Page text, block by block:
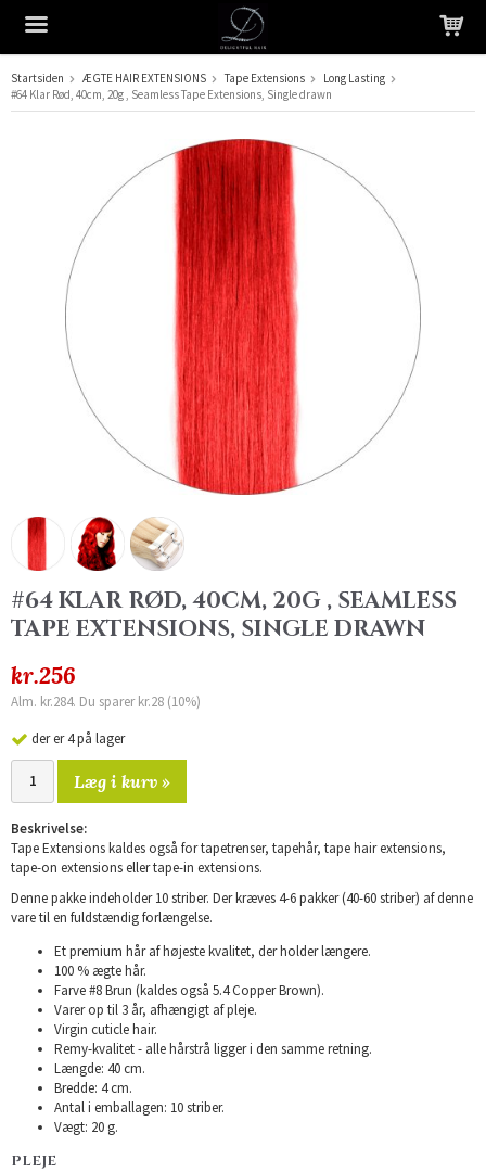
Produktet er blevet tilføjet til din indkøbskurv
Startsiden ÆGTE HAIR EXTENSIONS Tape Extensions
Long Lasting
#64 Klar Rød, 40cm, 20g , Seamless Tape Extensions, Single drawn
#64 KLAR RØD, 40CM, 20G , SEAMLESS
TAPE EXTENSIONS, SINGLE DRAWN
kr.256
Alm. kr.284. Du sparer kr.28 (10%)
der er 4 på lager
Læg i kurv »
Beskrivelse:
Tape Extensions kaldes også for tapetrenser, tapehår, tape hair extensions,
tape-on extensions eller tape-in extensions.
Denne pakke indeholder 10 striber. Der kræves 4-6 pakker (40-60 striber) af denne
vare til en fuldstændig forlængelse.
Et premium hår af højeste kvalitet, der holder længere.
100 % ægte hår.
Farve #8 Brun (kaldes også 5.4 Copper Brown).
Varer op til 3 år, afhængigt af pleje.
Virgin cuticle hair.
Remy-kvalitet - alle hårstrå ligger i den samme retning.
Længde: 40 cm.
Bredde: 4 cm.
Antal i emballagen: 10 striber.
Vægt: 20 g.
PLEJE